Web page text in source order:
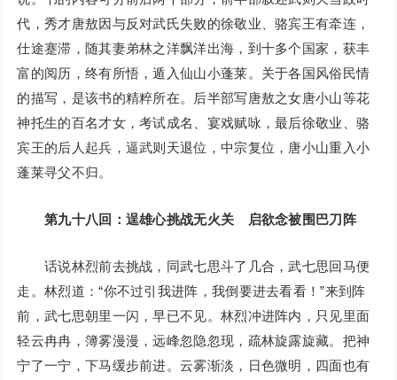
代，秀才唐敖因与反对武氏失败的徐敬业、骆宾王有牵连，
仕途蹇滞，随其妻弟林之洋飘洋出海，到十多个国家，获丰
富的阅历，终有所悟，遁入仙山小蓬莱。关于各国风俗民情
的描写，是该书的精粹所在。后半部写唐敖之女唐小山等花
神托生的百名才女，考试成名、宴戏赋咏，最后徐敬业、骆
宾王的后人起兵，逼武则天退位，中宗复位，唐小山重入小
蓬莱寻父不归。
第九十八回：逞雄心挑战无火关 启欲念被围巴刀阵
话说林烈前去挑战，同武七思斗了几合，武七思回马便
走。林烈道：“你不过引我进阵，我倒要进去看看！”来到阵
前，武七思朝里一闪，早已不见。林烈冲进阵内，只见里面
轻云冉冉，簿雾漫漫，远峰忽隐忽现，疏林旋露旋藏。把神
宁了一宁，下马缓步前进。云雾渐淡，日色微明，四面也有